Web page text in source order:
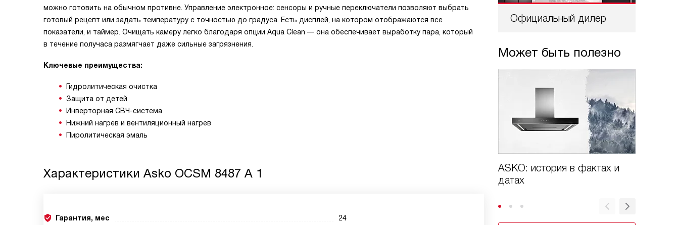
Официальный дилер
Может быть полезно
ASKO: история в фактах и
датах
можно готовить на обычном противне. Управление электронное: сенсоры и ручные переключатели позволяют выбрать
готовый рецепт или задать температуру с точностью до градуса. Есть дисплей, на котором отображаются все
показатели, и таймер. Очищать камеру легко благодаря опции Aqua Clean — она обеспечивает выработку пара, который
в течение получаса размягчает даже сильные загрязнения.
Ключевые преимущества:
Гидролитическая очистка
Защита от детей
Инверторная СВЧ-система
Нижний нагрев и вентиляционный нагрев
Пиролитическая эмаль
Характеристики Asko OCSM 8487 A 1
Гарантия, мес
24